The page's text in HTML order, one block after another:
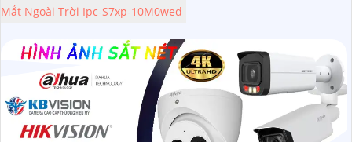
Mắt Ngoài Trời Ipc-S7xp-10M0wed